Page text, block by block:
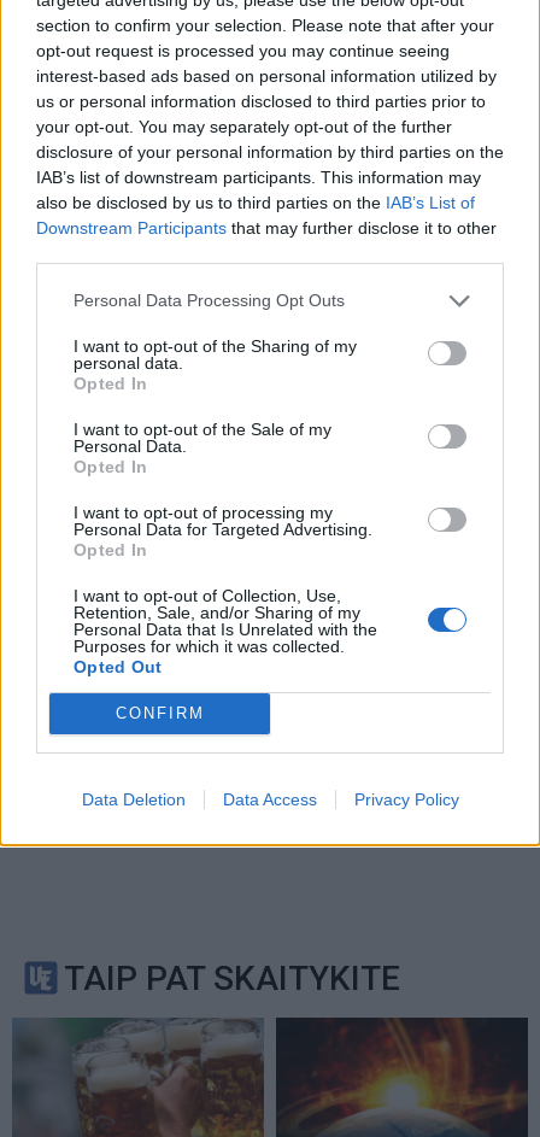
section to confirm your selection. Please note that after your
opt-out request is processed you may continue seeing
interest-based ads based on personal information utilized by
us or personal information disclosed to third parties prior to
your opt-out. You may separately opt-out of the further
disclosure of your personal information by third parties on the
IAB’s list of downstream participants. This information may
also be disclosed by us to third parties on the IAB’s List of
Downstream Participants that may further disclose it to other
Personal Data Processing Opt Outs
I want to opt-out of the Sharing of my
personal data.
Opted In
I want to opt-out of the Sale of my
Personal Data.
Opted In
I want to opt-out of processing my
Personal Data for Targeted Advertising.
Opted In
I want to opt-out of Collection, Use,
Retention, Sale, and/or Sharing of my
Personal Data that Is Unrelated with the
Purposes for which it was collected.
Opted Out
CONFIRM
Data Deletion Data Access Privacy Policy
Rašyti komentarą
Komentaras
Sutinku su taisyklėmis
This site is protected by
Privacy Policy
Terms of
Serviceapply.
TAIP PAT SKAITYKITE